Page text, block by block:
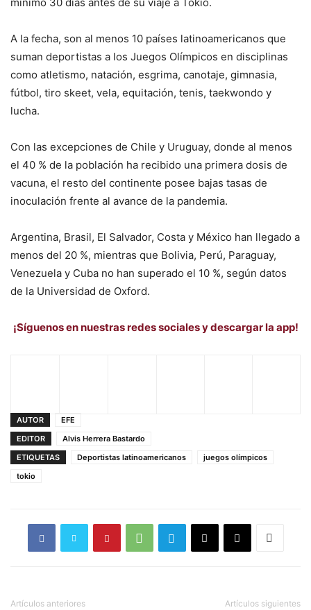
A la fecha, son al menos 10 países latinoamericanos que
suman deportistas a los Juegos Olímpicos en disciplinas
como atletismo, natación, esgrima, canotaje, gimnasia,
fútbol, tiro skeet, vela, equitación, tenis, taekwondo y
lucha.
Con las excepciones de Chile y Uruguay, donde al menos
el 40 % de la población ha recibido una primera dosis de
vacuna, el resto del continente posee bajas tasas de
inoculación frente al avance de la pandemia.
Argentina, Brasil, El Salvador, Costa y México han llegado a
menos del 20 %, mientras que Bolivia, Perú, Paraguay,
Venezuela y Cuba no han superado el 10 %, según datos
de la Universidad de Oxford.
¡Síguenos en nuestras redes sociales y descargar la app!
AUTOR
EFE
EDITOR
Alvis Herrera Bastardo
ETIQUETAS
Deportistas latinoamericanos
juegos olímpicos
tokio
Artículos anteriores Artículos siguientes